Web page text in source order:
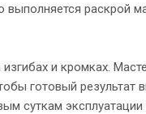
раскрой
и кромках.
готовый
суткам